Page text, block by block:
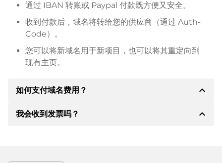
通过 IBAN 转账或 Paypal 付款既方便又安全。
收到付款后，域名将转给您的供应商（通过 Auth-
Code）。
您可以将新域名用于新项目，也可以将其重定向到
现有主页。
如何支付域名费用？ expand_less
达成协议后，房东将通知您付款细节。房主随后会向您
我会收到发票吗？ expand_less